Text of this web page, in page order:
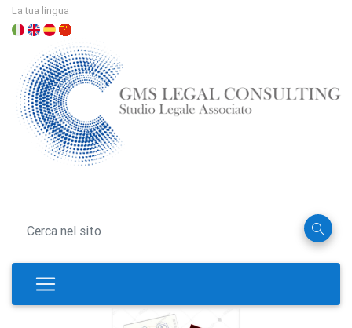
La tua lingua